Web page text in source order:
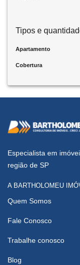
Tipos e
Apartamento
Cobertura
Especialista em
região de SP
A BARTHOLOMEU
Quem Somos
Fale Conosco
Trabalhe conosco
Blog